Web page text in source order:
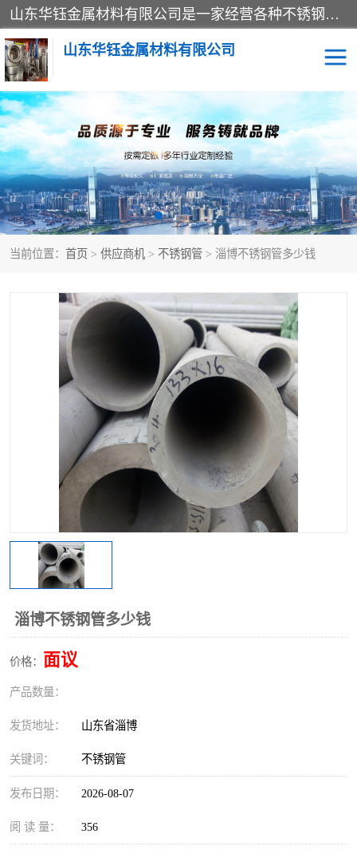
山东华钰金属材料有限公司是一家经营各种不锈钢管材、板材、圆钢、法兰、封头、型材等产品的公司；主营产品有：不锈钢管，激光切割，管件标准件，不锈钢圆钢，不锈钢人孔，不锈钢亮管，不锈钢角钢，不锈钢加工，不锈钢管子，不锈钢工业方管，不锈钢封头，不锈钢法兰，不锈钢阀门，不锈钢槽钢，不锈钢扁钢，不锈钢板等；可为客户制作各种规格的型材及不锈钢配件、非标准件及各种容器具等，能满足客户的不同采购要求。
山东华钰金属材料有限公司
当前位置： 首页 > 供应商机 > 不锈钢管 > 淄博不锈钢管多少钱
淄博不锈钢管多少钱
价格： 面议
产品数量：
发货地址： 山东省淄博
关键词： 不锈钢管
发布日期： 2026-08-07
阅 读 量： 356
不锈钢管 激光切割
管件标准件 不锈钢圆钢
不锈钢人孔 不锈钢亮管
不锈钢角钢 不锈钢加工
不锈钢板 不锈钢工业方管
不锈钢封头 不锈钢法兰
不锈钢阀门 不锈钢槽钢
不锈钢扁钢